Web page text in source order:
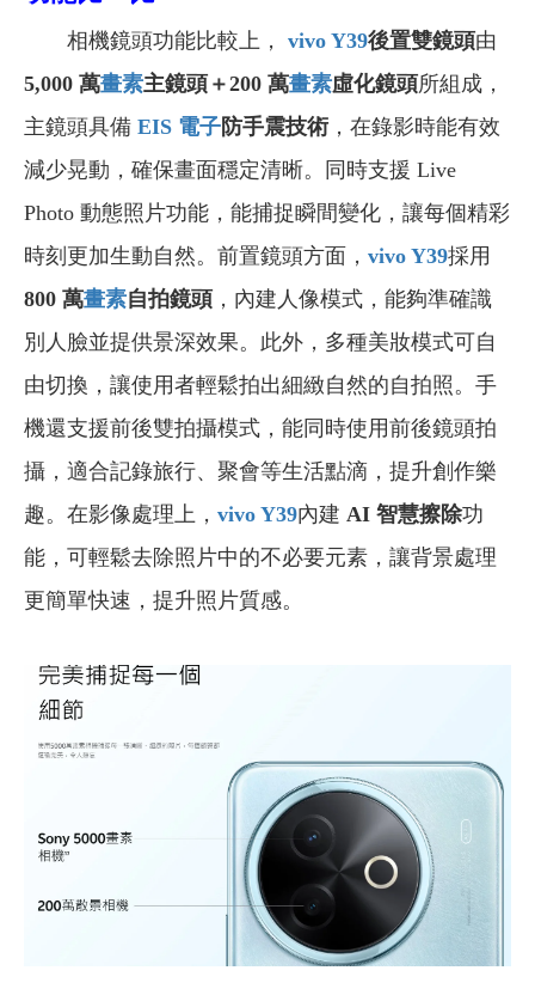
相機鏡頭功能比較上， vivo Y39後置雙鏡頭由
5,000 萬畫素主鏡頭＋200 萬畫素虛化鏡頭所組成，
主鏡頭具備 EIS 電子防手震技術，在錄影時能有效
減少晃動，確保畫面穩定清晰。同時支援 Live
Photo 動態照片功能，能捕捉瞬間變化，讓每個精彩
時刻更加生動自然。前置鏡頭方面， vivo Y39採用
800 萬畫素自拍鏡頭 ，內建人像模式，能夠準確識
別人臉並提供景深效果。此外，多種美妝模式可自
由切換，讓使用者輕鬆拍出細緻自然的自拍照。手
機還支援前後雙拍攝模式，能同時使用前後鏡頭拍
攝，適合記錄旅行、聚會等生活點滴，提升創作樂
趣。在影像處理上， vivo Y39內建 AI 智慧擦除功
能，可輕鬆去除照片中的不必要元素，讓背景處理
更簡單快速，提升照片質感。